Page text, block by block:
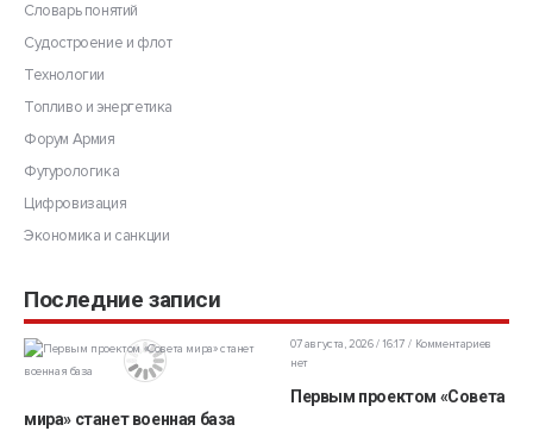
Словарь понятий
Судостроение и флот
Технологии
Топливо и энергетика
Форум Армия
Футурологика
Цифровизация
Экономика и санкции
Последние записи
07 августа, 2026 / 16:17
Комментариев
нет
Первым проектом «Совета
мира» станет военная база